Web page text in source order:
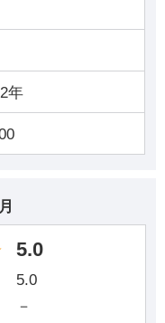
年
5.0
5.0
－